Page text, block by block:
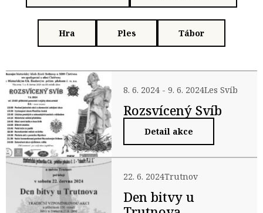
Hra Ples Tábor
8. 6. 2024 - 9. 6. 2024Les Svíb
Rozsvícený Svíb
Detail akce
22. 6. 2024Trutnov
Den bitvy u